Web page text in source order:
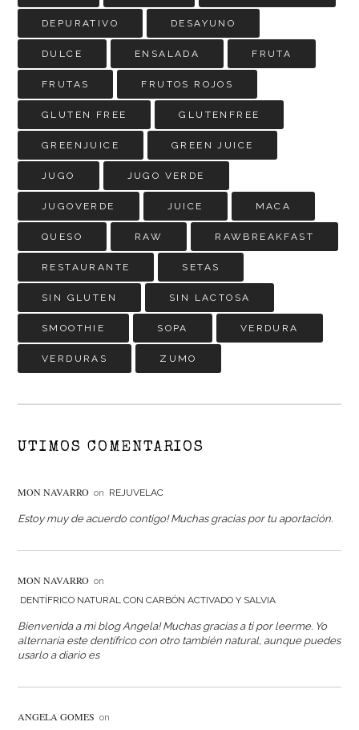
DEPURATIVO DESAYUNO
DULCE ENSALADA FRUTA
FRUTAS FRUTOS ROJOS
GLUTEN FREE GLUTENFREE
GREENJUICE GREEN JUICE
JUGO JUGO VERDE
JUGOVERDE JUICE MACA
QUESO RAW RAWBREAKFAST
RESTAURANTE SETAS
SIN GLUTEN SIN LACTOSA
SMOOTHIE SOPA VERDURA
VERDURAS ZUMO
UTIMOS COMENTARIOS
MON NAVARRO on REJUVELAC
Estoy muy de acuerdo contigo! Muchas gracias por tu aportación.
MON NAVARRO on
DENTÍFRICO NATURAL CON CARBÓN ACTIVADO Y SALVIA
Bienvenida a mi blog Angela! Muchas gracias a ti por leerme. Yo
alternaría este dentífrico con otro también natural, aunque puedes
usarlo a diario es
ANGELA GOMES on